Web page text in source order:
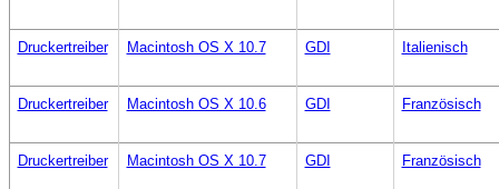
Druckertreiber Macintosh OS X 10.7 GDI Italienisch
Druckertreiber Macintosh OS X 10.6 GDI Französisch
Druckertreiber Macintosh OS X 10.7 GDI Französisch